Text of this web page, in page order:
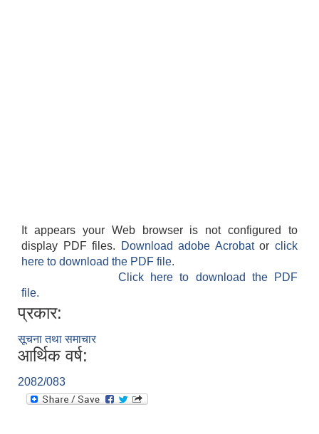
It appears your Web browser is not configured to
display PDF files.
Download adobe Acrobatorclick
here to download the PDF file.
Click here to download the PDF
file.
प्रकार:
सूचना तथा समाचार
आर्थिक वर्ष:
2082/083